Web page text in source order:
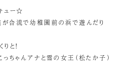
ュー☆
合流で幼稚園前の浜で遊んだり
と！
ちゃんアナと雪の女王（松たか子）